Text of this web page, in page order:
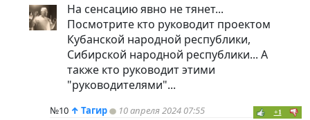
На сенсацию явно не тянет...
Посмотрите кто руководит проектом
Кубанской народной республики,
Сибирской народной республики... А
также кто руководит этими
"руководителями"...
№10 ↑ Тагир 10 апреля 2024 07:55 +1